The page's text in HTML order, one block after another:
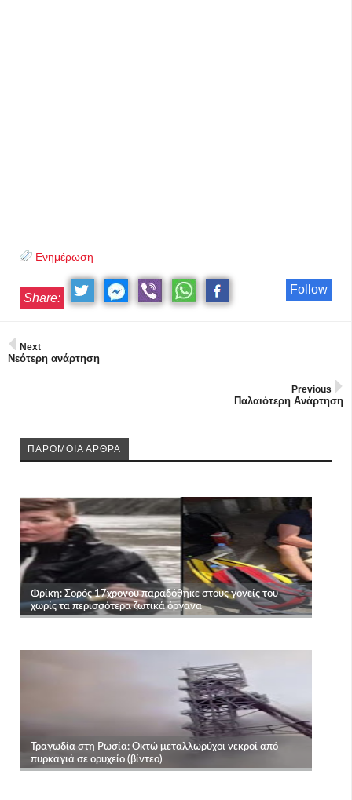
Ενημέρωση
Follow
Share:
Next
Νεότερη ανάρτηση
Previous
Παλαιότερη Ανάρτηση
ΠΑΡΟΜΟΙΑ ΑΡΘΡΑ